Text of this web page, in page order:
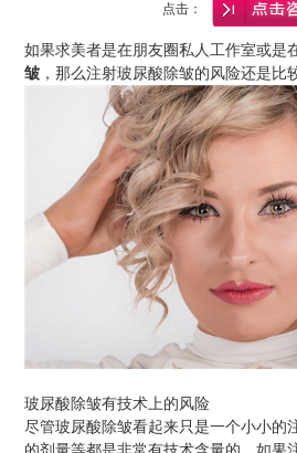
点击：
如果求美者是在朋友圈私人工作室或是
皱 ，那么注射玻尿酸除皱的风险还是比
玻尿酸除皱有技术上的风险
尽管玻尿酸除皱看起来只是一个小小的
的剂量等都是非常有技术含量的。如果